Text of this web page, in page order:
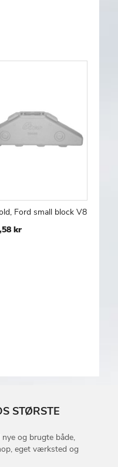
Ford small block V8
kr
STØRSTE
og brugte både,
eget værksted og